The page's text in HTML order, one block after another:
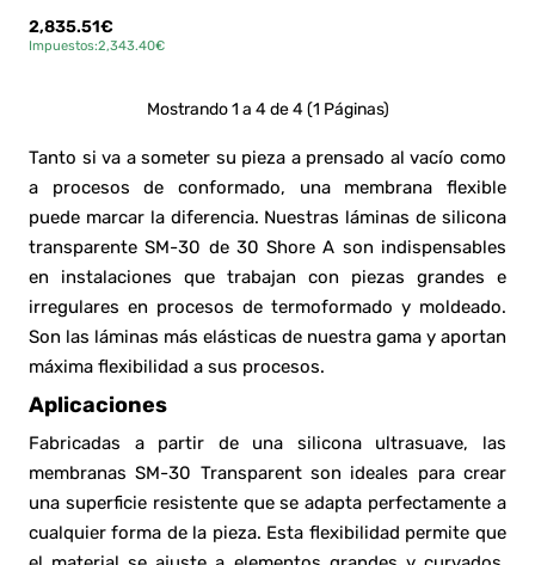
2,835.51€
Impuestos:2,343.40€
Mostrando 1 a 4 de 4 (1 Páginas)
Tanto si va a someter su pieza a prensado al vacío como
a procesos de conformado, una membrana flexible
puede marcar la diferencia. Nuestras láminas de silicona
transparente SM-30 de 30 Shore A son indispensables
en instalaciones que trabajan con piezas grandes e
irregulares en procesos de termoformado y moldeado.
Son las láminas más elásticas de nuestra gama y aportan
máxima flexibilidad a sus procesos.
Aplicaciones
Fabricadas a partir de una silicona ultrasuave, las
membranas SM-30 Transparent son ideales para crear
una superficie resistente que se adapta perfectamente a
cualquier forma de la pieza. Esta flexibilidad permite que